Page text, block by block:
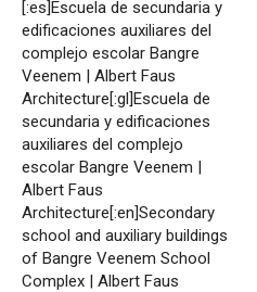
[:es]Escuela de secundaria y
edificaciones auxiliares del
complejo escolar Bangre
Veenem | Albert Faus
Architecture[:gl]Escuela de
secundaria y edificaciones
auxiliares del complejo
escolar Bangre Veenem |
Albert Faus
Architecture[:en]Secondary
school and auxiliary buildings
of Bangre Veenem School
Complex | Albert Faus